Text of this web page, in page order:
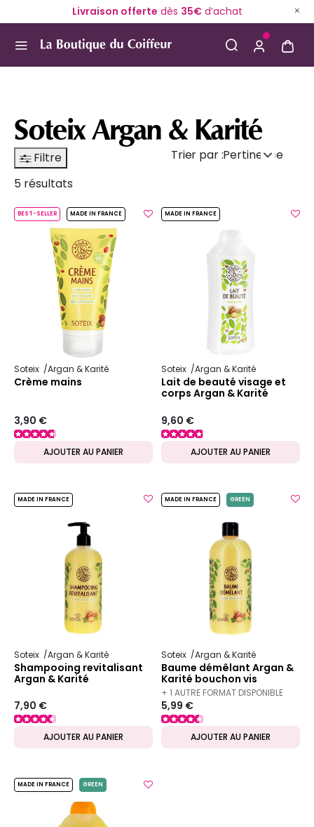
Livraison offerte dès 35€d’achat
Soteix Argan & Karité
Trier par :Pertinence
Filtre
5 résultats
BEST-SELLER MADE IN FRANCE
Soteix Argan & Karité
Crème mains
3,90 €
AJOUTER AU PANIER
MADE IN FRANCE
Soteix Argan & Karité
Lait de beauté visage et
corps Argan & Karité
9,60 €
AJOUTER AU PANIER
MADE IN FRANCE
Soteix Argan & Karité
Shampooing revitalisant
Argan & Karité
7,90 €
AJOUTER AU PANIER
MADE IN FRANCE GREEN
Soteix Argan & Karité
Baume démêlant Argan &
Karité bouchon vis
+ 1 AUTRE FORMAT DISPONIBLE
5,99 €
AJOUTER AU PANIER
MADE IN FRANCE GREEN